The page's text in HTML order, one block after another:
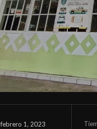
febrero 1, 2023